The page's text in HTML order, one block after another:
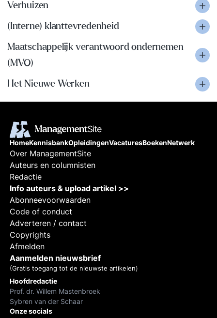
Verhuizen
(Interne) klanttevredenheid
Maatschappelijk verantwoord ondernemen
(MVO)
Het Nieuwe Werken
HomeKennisbankOpleidingenVacaturesBoekenNetwerk
Over ManagementSite
Auteurs en columnisten
Redactie
Info auteurs & upload artikel >>
Abonneevoorwaarden
Code of conduct
Adverteren / contact
Copyrights
Afmelden
Aanmelden nieuwsbrief
(Gratis toegang tot de nieuwste artikelen)
Hoofdredactie
Prof. dr. Willem Mastenbroek
Sybren van der Schaar
Onze socials